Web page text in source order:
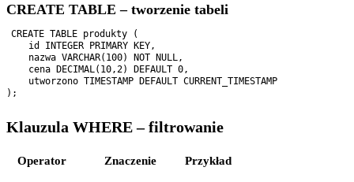
CREATE TABLE – tworzenie tabeli
CREATE TABLE produkty (
    id INTEGER PRIMARY KEY,
    nazwa VARCHAR(100) NOT NULL,
    cena DECIMAL(10,2) DEFAULT 0,
    utworzono TIMESTAMP DEFAULT CURRENT_TIMESTAMP
Klauzula WHERE – filtrowanie
Operator Znaczenie Przykład